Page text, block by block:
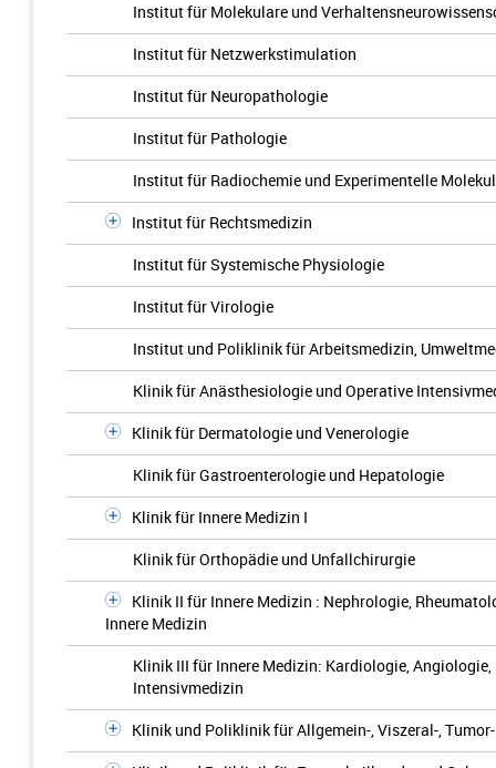
Institut für Molekulare und
Institut für Netzwerkstimulation
Institut für Neuropathologie
Institut für Pathologie
Institut für Radiochemie und Experimentelle
Institut für Rechtsmedizin
Institut für Systemische Physiologie
Institut für Virologie
Institut und Poliklinik für Arbeitsmedizin,
Klinik für Anästhesiologie und Operative
Klinik für Dermatologie und Venerologie
Klinik für Gastroenterologie und Hepatologie
Klinik für Innere Medizin I
Klinik für Orthopädie und Unfallchirurgie
Klinik II für Innere Medizin : Nephrologie,
Innere Medizin
Klinik III für Innere Medizin: Kardiologie,
Intensivmedizin
Klinik und Poliklinik für Allgemein-, Viszeral-,